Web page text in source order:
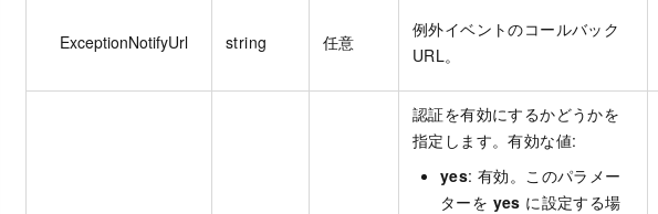
ExceptionNotifyUrl string 任意
例外イベントのコールバック
URL。
認証を有効にするかどうかを
指定します。有効な値:
yes: 有効。このパラメー
ターを yes に設定する場